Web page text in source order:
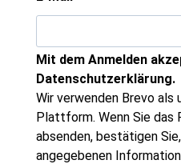
Mit dem Anmelden
Datenschutzerklärung.
Wir verwenden Brevo als
Plattform. Wenn Sie das
absenden, bestätigen
angegebenen